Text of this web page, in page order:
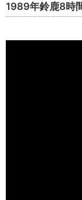
1989年鈴鹿8時